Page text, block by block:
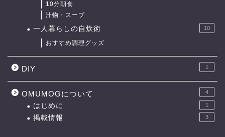
10分朝食
汁物・スープ
一人暮らしの自炊術 10
おすすめ調理グッズ
DIY 1
OMUMOGについて 4
はじめに 1
掲載情報 3